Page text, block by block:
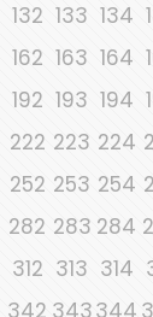
132 133 134
162 163 164
192 193 194
222 223 224
252 253 254
282 283 284
312 313 314